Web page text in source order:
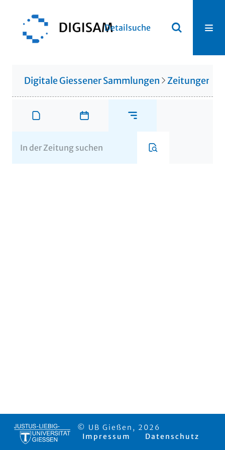
Detailsuche
Digitale Giessener Sammlungen Zeitungen
© UB Gießen, 2026
Impressum
Datenschutz